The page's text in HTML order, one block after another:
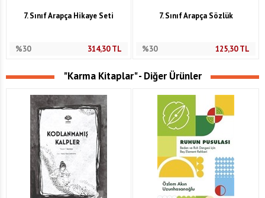
7. Sınıf Arapça Hikaye Seti
%30 314,30TL
7. Sınıf Arapça Sözlük
%30 125,30TL
"Karma Kitaplar" - Diğer Ürünler